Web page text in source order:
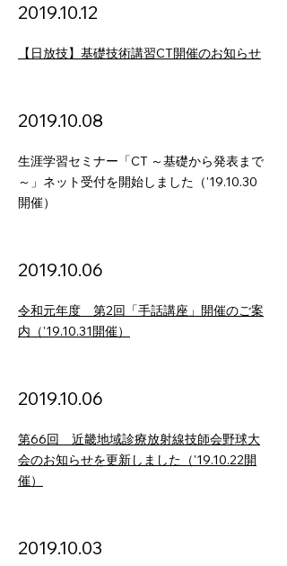
2019.10.12
【日放技】基礎技術講習CT開催のお知らせ
2019.10.08
生涯学習セミナー「CT ～基礎から発表まで
～」ネット受付を開始しました（'19.10.30
開催）
2019.10.06
令和元年度 第2回「手話講座」開催のご案
内（'19.10.31開催）
2019.10.06
第66回 近畿地域診療放射線技師会野球大
会のお知らせを更新しました（'19.10.22開
催）
2019.10.03